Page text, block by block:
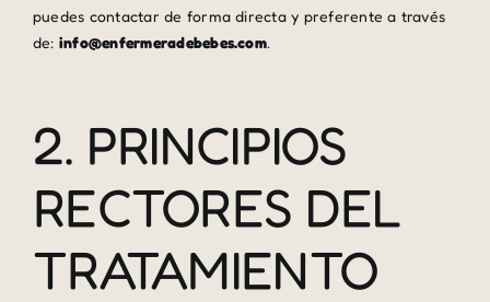
puedes contactar de forma directa y preferente a través
de: info@enfermeradebebes.com.
2. PRINCIPIOS
RECTORES DEL
TRATAMIENTO